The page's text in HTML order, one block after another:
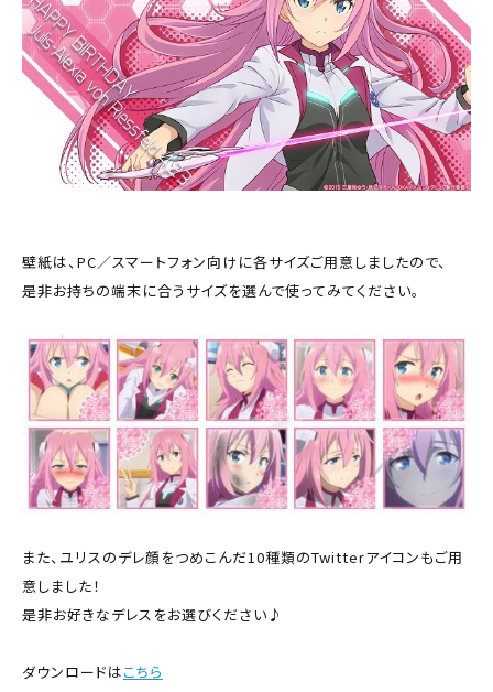
壁紙は、PC／スマートフォン向けに各サイズご用意しましたので、
是非お持ちの端末に合うサイズを選んで使ってみてください。
また、ユリスのデレ顔をつめこんだ10種類のTwitterアイコンもご用
意しました！
是非お好きなデレスをお選びください♪
ダウンロードはこちら